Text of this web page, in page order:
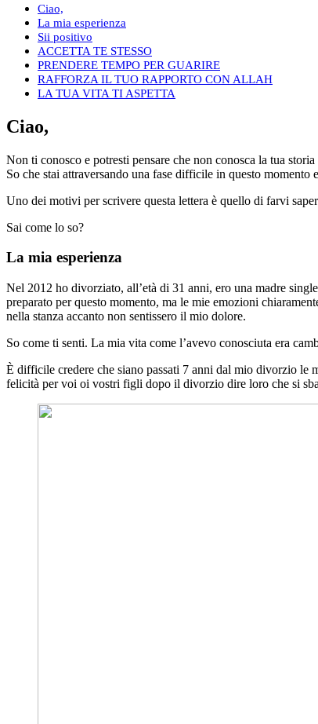
Ciao,
La mia esperienza
Sii positivo
ACCETTA TE STESSO
PRENDERE TEMPO PER GUARIRE
RAFFORZA IL TUO RAPPORTO CON ALLAH
LA TUA VITA TI ASPETTA
Ciao,
Non ti conosco e potresti pensare che non conosca la tua
So che stai attraversando una fase difficile in questo
Uno dei motivi per scrivere questa lettera è quello di farvi
Sai come lo so?
La mia esperienza
Nel 2012 ho divorziato, all’età di 31 anni, ero una madre
preparato per questo momento, ma le mie emozioni
nella stanza accanto non sentissero il mio dolore.
So come ti senti. La mia vita come l’avevo conosciuta era
È difficile credere che siano passati 7 anni dal mio divorzio le
felicità per voi oi vostri figli dopo il divorzio dire loro che si